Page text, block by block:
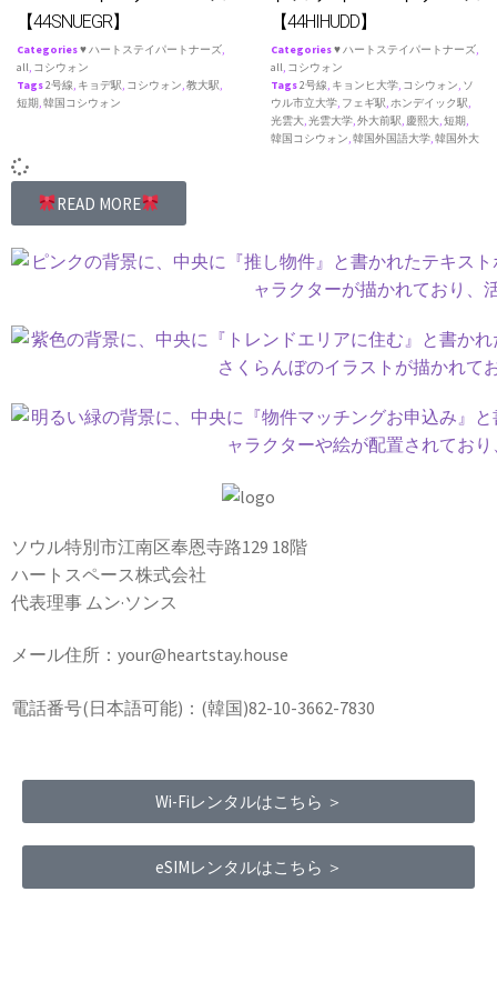
【44SNUEGR】
Categories♥ ハートステイパートナーズ,
all, コシウォン
Tags2号線, キョデ駅, コシウォン,教大駅,
短期,韓国コシウォン
【44HIHUDD】
Categories♥ ハートステイパートナーズ,
all, コシウォン
Tags2号線, キョンヒ大学, コシウォン, ソ
ウル市立大学, フェギ駅,ホンデイック駅,
光雲大,光雲大学,外大前駅, 慶熙大,短期,
韓国コシウォン,韓国外国語大学,韓国外大
READ MORE
ソウル特別市江南区奉恩寺路129 18階
ハートスペース株式会社
代表理事 ムン·ソンス
メール住所：your@heartstay.house
電話番号(日本語可能)：(韓国)82-10-3662-7830
Wi-Fiレンタルはこちら ＞
eSIMレンタルはこちら ＞